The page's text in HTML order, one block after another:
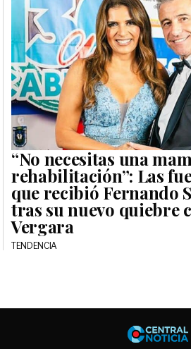
“No necesitas una
rehabilitación”: Las
que recibió Fernando
tras su nuevo quiebre
Vergara
TENDENCIA